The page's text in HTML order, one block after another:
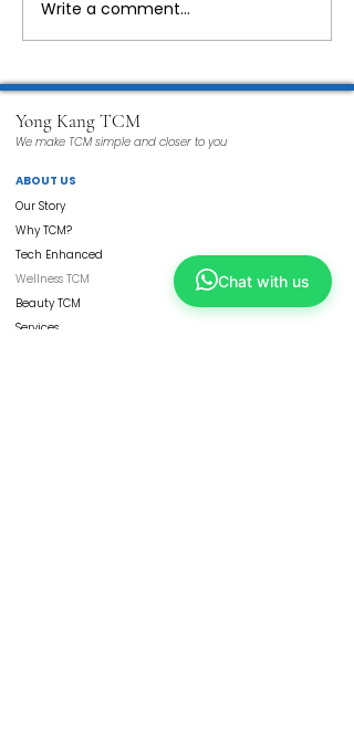
Write a comment...
Yong Kang TCM
We make TCM simple and closer to you
ABOUT US
Our Story
Why TCM?
Tech Enhanced
Wellness TCM
Beauty TCM
Services
Chat with us